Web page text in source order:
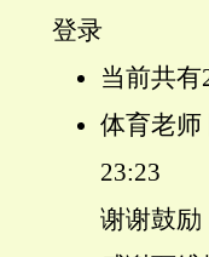
登录
当前共有
体育老师
23:23
谢谢鼓励